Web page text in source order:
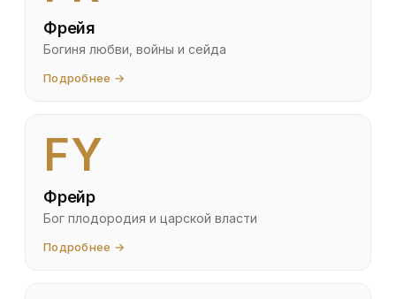
Фрейя
Богиня любви, войны и сейда
Подробнее →
FY
Фрейр
Бог плодородия и царской власти
Подробнее →